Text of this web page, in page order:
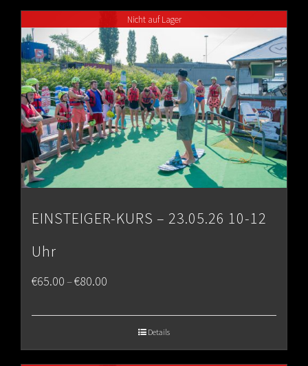
€80.00
Nicht auf Lager
EINSTEIGER-KURS – 23.05.26 10-12
Uhr
€65.00–€80.00
Details